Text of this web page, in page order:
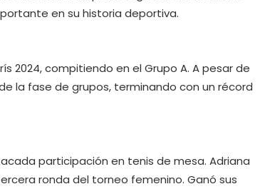
en su historia deportiva​.
2024, compitiendo en el Grupo A. A pesar de
la fase de grupos, terminando con un récord
participación en tenis de mesa. Adriana
ronda del torneo femenino. Ganó sus